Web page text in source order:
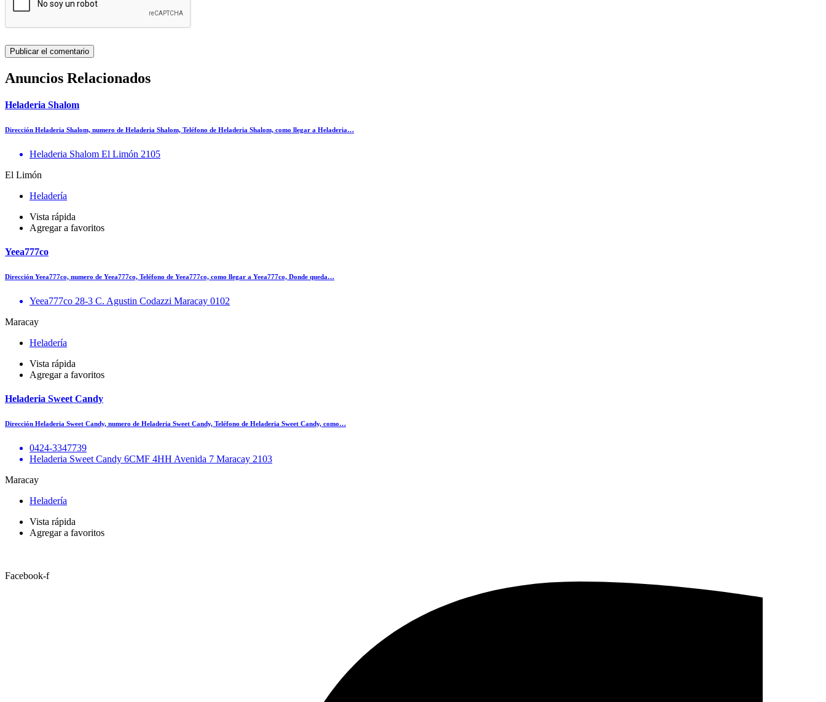
Anuncios Relacionados
Heladeria Shalom
Dirección Heladeria Shalom, numero de Heladeria Shalom, Teléfono de Heladeria Shalom, como llegar a Heladeria…
Heladeria Shalom El Limón 2105
El Limón
Heladería
Vista rápida
Agregar a favoritos
Yeea777co
Dirección Yeea777co, numero de Yeea777co, Teléfono de Yeea777co, como llegar a Yeea777co, Donde queda…
Yeea777co 28-3 C. Agustin Codazzi Maracay 0102
Maracay
Heladería
Vista rápida
Agregar a favoritos
Heladeria Sweet Candy
Dirección Heladeria Sweet Candy, numero de Heladeria Sweet Candy, Teléfono de Heladeria Sweet Candy, como…
0424-3347739
Heladeria Sweet Candy 6CMF 4HH Avenida 7 Maracay 2103
Maracay
Heladería
Vista rápida
Agregar a favoritos
Facebook-f